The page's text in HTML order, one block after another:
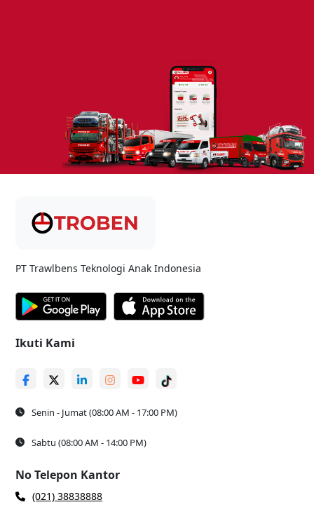
PT Trawlbens Teknologi Anak Indonesia
Ikuti Kami
Senin - Jumat (08:00 AM - 17:00 PM)
Sabtu (08:00 AM - 14:00 PM)
No Telepon Kantor
(021) 38838888